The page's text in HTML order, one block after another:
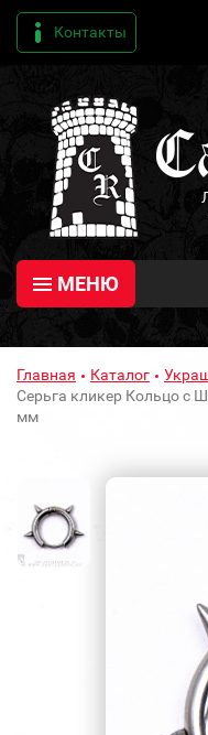
Контакты
МЕНЮ
Главная Каталог
Серьга кликер Кольцо с
мм